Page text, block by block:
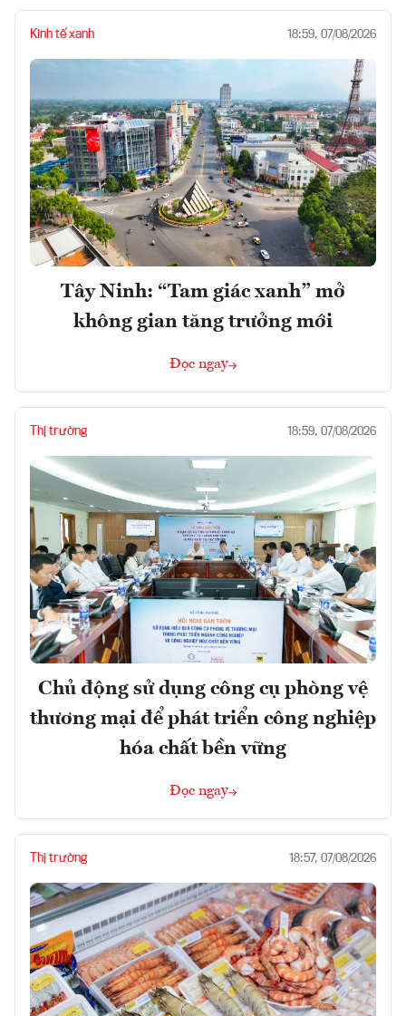
Kinh tế xanh 18:59, 07/08/2026
Tây Ninh: “Tam giác xanh” mở
không gian tăng trưởng mới
Đọc ngay
Thị trường 18:59, 07/08/2026
Chủ động sử dụng công cụ phòng vệ
thương mại để phát triển công nghiệp
hóa chất bền vững
Đọc ngay
Thị trường 18:57, 07/08/2026